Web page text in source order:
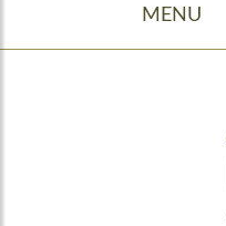
MENU